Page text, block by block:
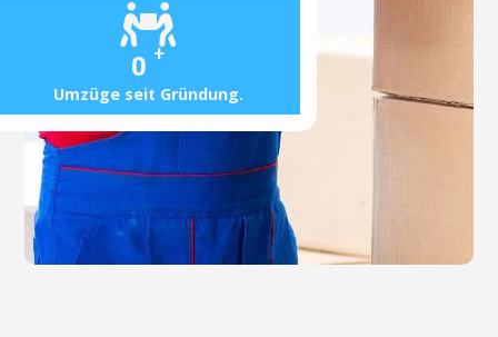
0 +
Umzüge seit Gründung.